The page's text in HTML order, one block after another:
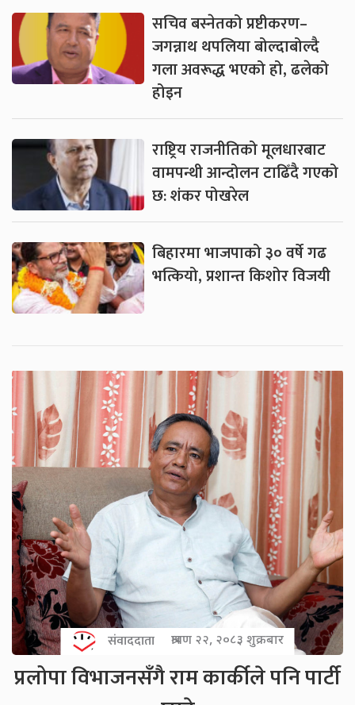
सचिव बस्नेतको प्रष्टीकरण–
जगन्नाथ थपलिया बोल्दाबोल्दै
गला अवरूद्ध भएको हो, ढलेको
होइन
राष्ट्रिय राजनीतिको मूलधारबाट
वामपन्थी आन्दोलन टाढिँदै गएको
छ: शंकर पोखरेल
बिहारमा भाजपाको ३० वर्षे गढ
भत्कियो, प्रशान्त किशोर विजयी
संवाददाता श्रावण २२, २०८३ शुक्रबार
प्रलोपा विभाजनसँगै राम कार्कीले पनि पार्टी